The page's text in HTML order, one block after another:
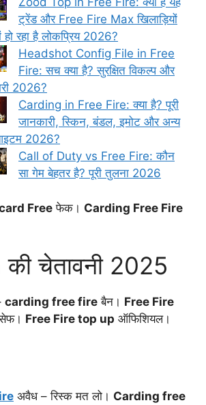
ट्रेंड और Free Fire Max खिलाड़ियों
हो रहा है लोकप्रिय 2026?
Headshot Config File in Free
Fire: सच क्या है? सुरक्षित विकल्प और
2026?
Carding in Free Fire: क्या है? पूरी
जानकारी, स्किन, बंडल, इमोट और अन्य
2026?
Call of Duty vs Free Fire: कौन
सा गेम बेहतर है? पूरी तुलना 2026
Free फेक। Carding Free Fire
चेतावनी 2025
carding free fire बैन। Free Fire
Free Fire top up ऑफिशियल।
अवैध – रिस्क मत लो। Carding free